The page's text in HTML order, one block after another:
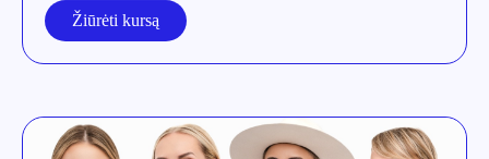
Žiūrėti kursą